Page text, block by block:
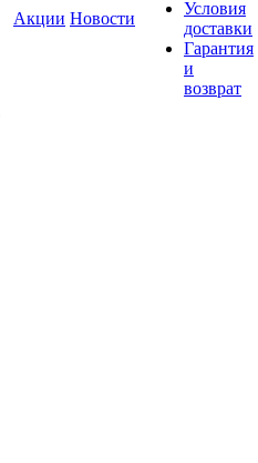
Акции Новости
Условия
доставки
Гарантия
и
возврат